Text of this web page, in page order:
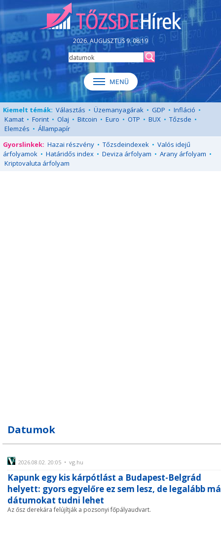
2026. AUGUSZTUS 9. 08:19
Kiemelt témák: Választás • Üzemanyagárak • GDP • Infláció •
Kamat • Forint • Olaj • Bitcoin • Euro • OTP • BUX • Tőzsde •
Elemzés • Állampapír
Gyorslinkek: Hazai részvény • Tőzsdeindexek • Valós idejű
árfolyamok • Határidős index • Deviza árfolyam • Arany árfolyam •
Kriptovaluta árfolyam
Datumok
2026.08.02. 20:05 • vg.hu
Kapunk egy kis kárpótlást a Budapest-Belgrád
helyett: gyors egyelőre ez sem lesz, de legalább
dátumokat tudni lehet
Az ősz derekára felújítják a pozsonyi főpályaudvart.